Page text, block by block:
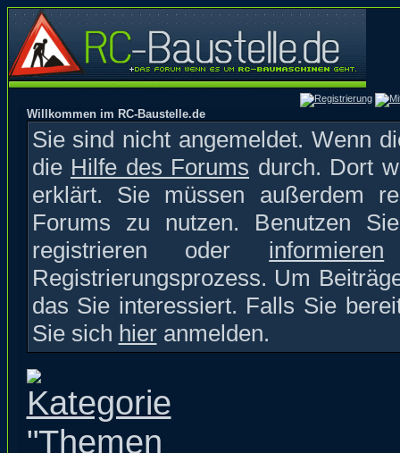
Willkommen im RC-Baustelle.de
Sie sind nicht angemeldet. Wenn
die Hilfe des Forums durch. Dort
erklärt. Sie müssen außerdem
Forums zu nutzen. Benutzen
registrieren oder informieren
Registrierungsprozess. Um
das Sie interessiert. Falls Sie
Sie sich hieranmelden.